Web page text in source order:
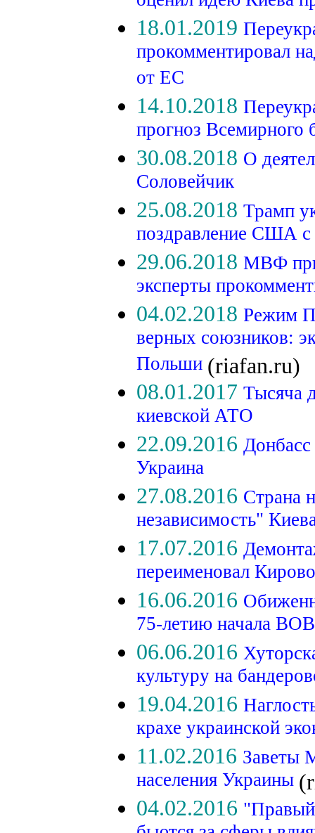
18.01.2019
прокомментировал
от ЕС
14.10.2018
прогноз Всемирного
30.08.2018 О
Соловейчик
25.08.2018 Трамп
поздравление США
29.06.2018 МВФ
эксперты
04.02.2018 Режим
верных союзников:
Польши (riafan.ru)
08.01.2017 Тысяча
киевской АТО
22.09.2016
Украина
27.08.2016 Страна
независимость"
17.07.2016
переименовал
16.06.2016
75-летию начала
06.06.2016
культуру на
19.04.2016
крахе украинской
11.02.2016 Заветы
населения Украины
04.02.2016